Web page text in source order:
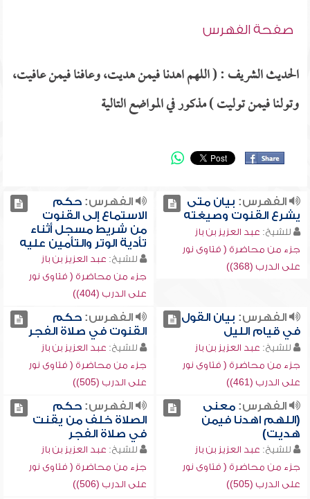
صفحة الفهرس
الحديث الشريف : ( اللهم اهدنا فيمن هديت، وعافنا فيمن عافيت،
وتولنا فيمن توليت ) مذكور في المواضع التالية
الفهرس: بيان متى
يشرع القنوت وصيغته
للشيخ: عبد العزيز بن باز
جزء من محاضرة ( فتاوى نور
على الدرب (368))
الفهرس:حكم
الاستماع إلى القنوت
من شريط مسجل أثناء
تأدية الوتر والتأمين عليه
للشيخ: عبد العزيز بن باز
جزء من محاضرة ( فتاوى نور
على الدرب (404))
الفهرس: بيان القول
في قيام الليل
للشيخ: عبد العزيز بن باز
جزء من محاضرة ( فتاوى نور
على الدرب (461))
الفهرس:حكم
القنوت في صلاة الفجر
للشيخ: عبد العزيز بن باز
جزء من محاضرة ( فتاوى نور
على الدرب (505))
الفهرس:معنى
(اللهم اهدنا فيمن
هديت)
للشيخ: عبد العزيز بن باز
جزء من محاضرة ( فتاوى نور
على الدرب (505))
الفهرس:حكم
الصلاة خلف من يقنت
في صلاة الفجر
للشيخ: عبد العزيز بن باز
جزء من محاضرة ( فتاوى نور
على الدرب (506))